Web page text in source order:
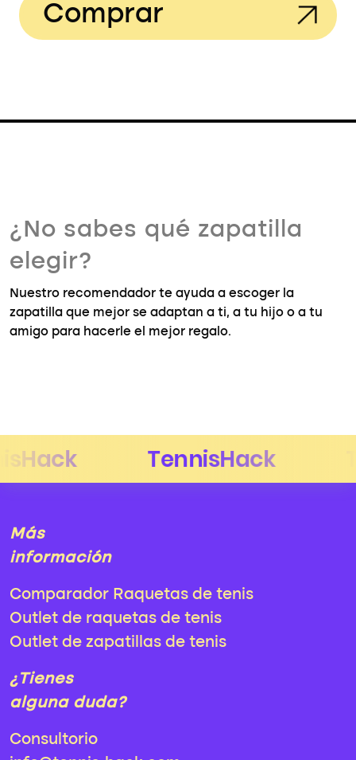
Comprar
¿No sabes qué zapatilla
elegir?
Nuestro recomendador te ayuda a escoger la
zapatilla que mejor se adaptan a ti, a tu hijo o a tu
amigo para hacerle el mejor regalo.
Más
información
Comparador Raquetas de tenis
Outlet de raquetas de tenis
Outlet de zapatillas de tenis
¿Tienes
alguna duda?
Consultorio